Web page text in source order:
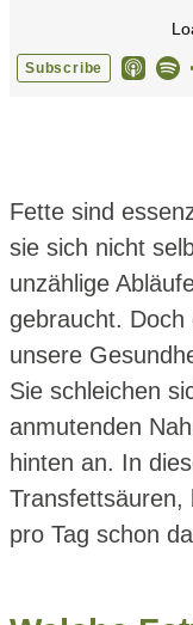
Fette sind
sie sich nicht
unzählige
gebraucht.
unsere
Sie schleichen
anmutenden
hinten an. In
Transfettsäuren,
pro Tag schon